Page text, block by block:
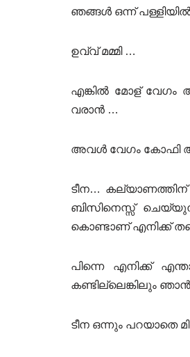
ഞങ്ങൾ ഒന്ന്
ഉവ്വ് മമ്മി …
എങ്കിൽ മോള്
വരാൻ …
അവൾ വേഗം കോഫി
ടീന…
ബിസിനെസ്സ്
കൊണ്ടാണ് എനിക്ക്
പിന്നെ എനിക്ക്
കണ്ടില്ലെങ്കിലും
ടീന ഒന്നും പറയാതെ